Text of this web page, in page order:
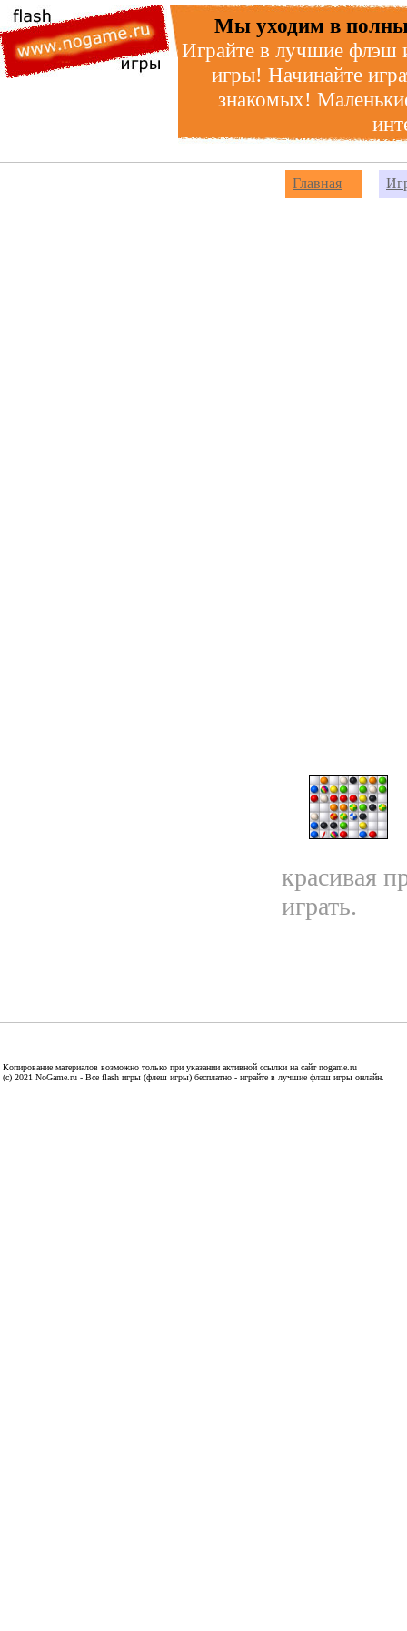
Мы уходим в
Играйте в лучшие флэш
игры! Начинайте
знакомых!
Главная
красивая
играть.
Копирование материалов возможно только при указании активной ссылки на сайт nogame.ru
(c) 2021 NoGame.ru - Все flash игры (флеш игры) бесплатно - играйте в лучшие флэш игры онлайн.